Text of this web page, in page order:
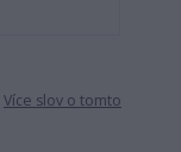
Více slov o tomto